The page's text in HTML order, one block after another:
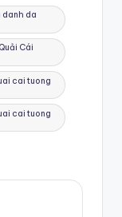
danh da
Cái
cai tuong
cai tuong